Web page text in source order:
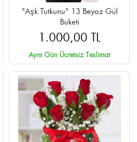
"Aşk Tutkunu" 13 Beyaz Gül
Buketi
1.000,00 TL
Aynı Gün Ücretsiz Teslimat